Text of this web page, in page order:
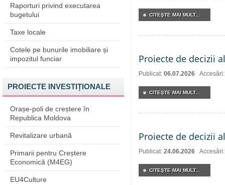
Raporturi privind executarea
bugetului
Taxe locale
Cotele pe bunurile imobiliare și
impozitul funciar
PROIECTE INVESTIȚIONALE
Orașe-poli de creștere în
Republica Moldova
Revitalizare urbană
Primarii pentru Creștere
Economică (M4EG)
EU4Culture
CITEŞTE MAI MULT...
Proiecte de decizii
Publicat: 06.07.2026
CITEŞTE MAI MULT...
Proiecte de decizii
Publicat: 24.06.2026
CITEŞTE MAI MULT...